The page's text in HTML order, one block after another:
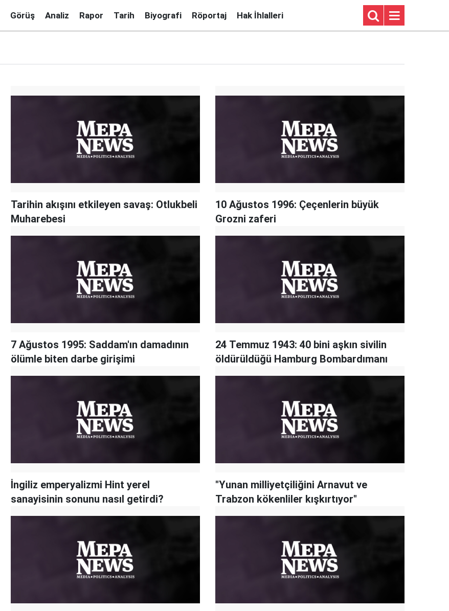
Görüş Analiz Rapor Tarih Biyografi Röportaj Hak İhlalleri
Tarihin akışını etkileyen savaş: Otlukbeli
Muharebesi
10 Ağustos 1996: Çeçenlerin büyük
Grozni zaferi
7 Ağustos 1995: Saddam'ın damadının
ölümle biten darbe girişimi
24 Temmuz 1943: 40 bini aşkın sivilin
öldürüldüğü Hamburg Bombardımanı
İngiliz emperyalizmi Hint yerel
sanayisinin sonunu nasıl getirdi?
"Yunan milliyetçiliğini Arnavut ve
Trabzon kökenliler kışkırtıyor"